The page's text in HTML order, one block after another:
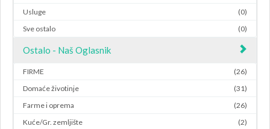
Usluge
(0)
Sve ostalo
(0)
Ostalo - Naš Oglasnik
FIRME
(26)
Domaće životinje
(31)
Farme i oprema
(26)
Kuće/Gr. zemljište
(2)